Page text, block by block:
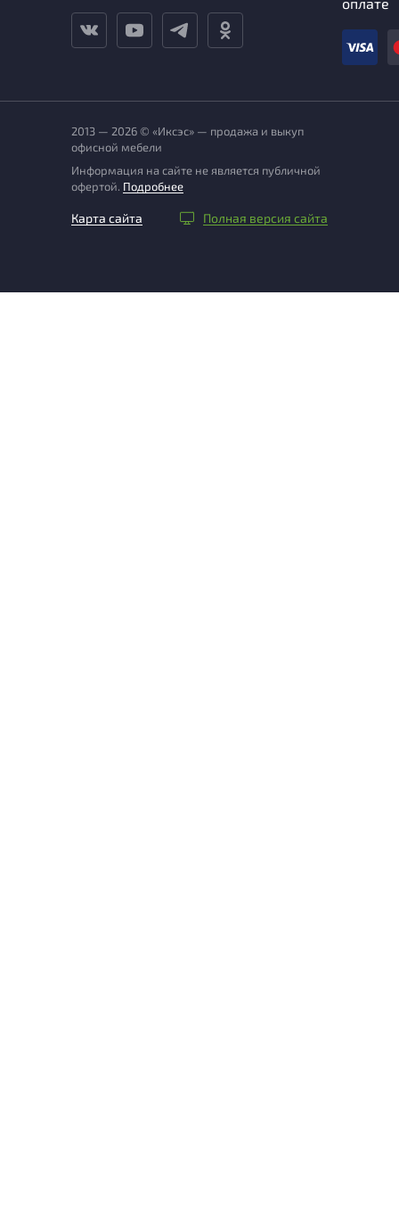
2013 — 2026 © «Иксэс» — продажа и выкуп
офисной мебели
Информация на сайте не является публичной
офертой. Подробнее
Карта сайта Полная версия сайта